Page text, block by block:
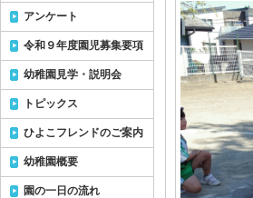
アンケート
令和９年度園児募集要項
幼稚園見学・説明会
トピックス
ひよこフレンドのご案内
幼稚園概要
園の一日の流れ